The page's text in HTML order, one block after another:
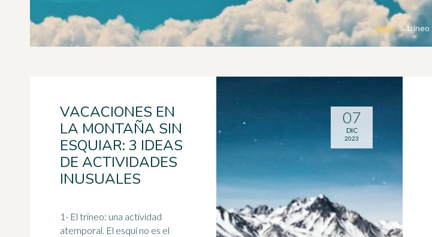
Inicio trineo
VACACIONES EN
LA MONTAÑA SIN
ESQUIAR: 3 IDEAS
DE ACTIVIDADES
INUSUALES
1- El trineo: una actividad
atemporal. El esquí no es el
07
DIC
2023